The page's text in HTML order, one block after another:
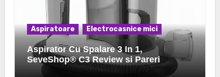
Aspiratoare Electrocasnice mici
Aspirator Cu Spalare 3 In 1,
SeveShop® C3 Review si Pareri